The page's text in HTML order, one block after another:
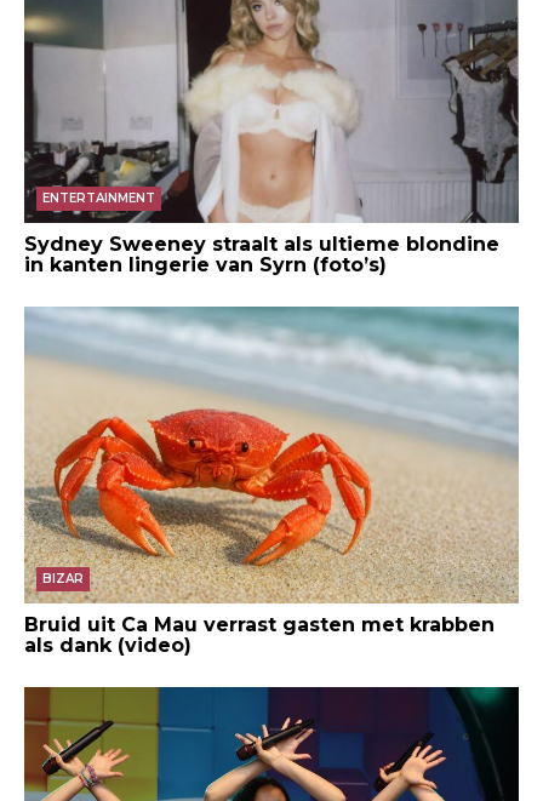
ENTERTAINMENT
Sydney Sweeney straalt als ultieme blondine
in kanten lingerie van Syrn (foto’s)
BIZAR
Bruid uit Ca Mau verrast gasten met krabben
als dank (video)